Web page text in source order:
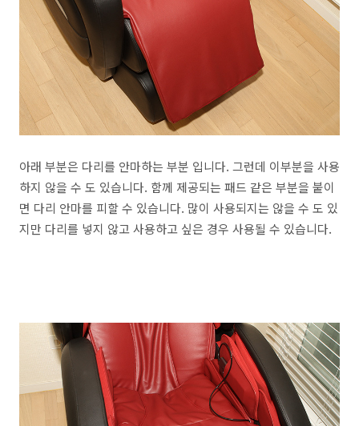
아래 부분은 다리를 안마하는 부분 입니다. 그런데 이부분을 사용
하지 않을 수 도 있습니다. 함께 제공되는 패드 같은 부분을 붙이
면 다리 안마를 피할 수 있습니다. 많이 사용되지는 않을 수 도 있
지만 다리를 넣지 않고 사용하고 싶은 경우 사용될 수 있습니다.